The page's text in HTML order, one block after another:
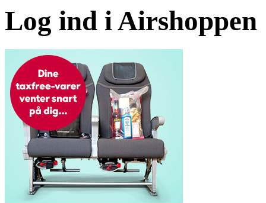
Log ind i Airshoppen